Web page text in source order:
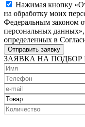
Нажимая кнопку
на обработку моих
Федеральным законом
персональных
определенных в
Отправить заявку
ЗАЯВКА НА ПОДБОР